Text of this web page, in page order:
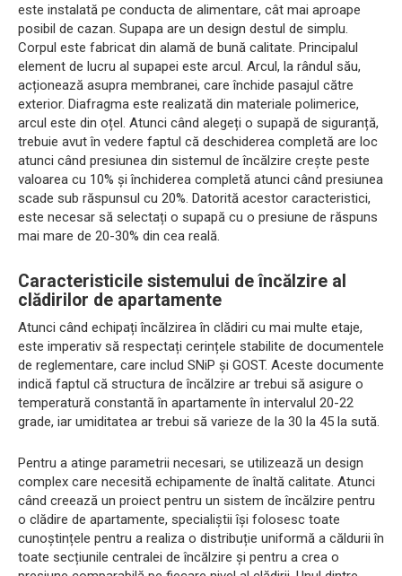
este instalată pe conducta de alimentare, cât mai aproape
posibil de cazan. Supapa are un design destul de simplu.
Corpul este fabricat din alamă de bună calitate. Principalul
element de lucru al supapei este arcul. Arcul, la rândul său,
acționează asupra membranei, care închide pasajul către
exterior. Diafragma este realizată din materiale polimerice,
arcul este din oțel. Atunci când alegeți o supapă de siguranță,
trebuie avut în vedere faptul că deschiderea completă are loc
atunci când presiunea din sistemul de încălzire crește peste
valoarea cu 10% și închiderea completă atunci când presiunea
scade sub răspunsul cu 20%. Datorită acestor caracteristici,
este necesar să selectați o supapă cu o presiune de răspuns
mai mare de 20-30% din cea reală.
Caracteristicile sistemului de încălzire al
clădirilor de apartamente
Atunci când echipați încălzirea în clădiri cu mai multe etaje,
este imperativ să respectați cerințele stabilite de documentele
de reglementare, care includ SNiP și GOST. Aceste documente
indică faptul că structura de încălzire ar trebui să asigure o
temperatură constantă în apartamente în intervalul 20-22
grade, iar umiditatea ar trebui să varieze de la 30 la 45 la sută.
Pentru a atinge parametrii necesari, se utilizează un design
complex care necesită echipamente de înaltă calitate. Atunci
când creează un proiect pentru un sistem de încălzire pentru
o clădire de apartamente, specialiștii își folosesc toate
cunoștințele pentru a realiza o distribuție uniformă a căldurii în
toate secțiunile centralei de încălzire și pentru a crea o